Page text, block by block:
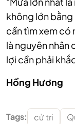
không lớn bằng
cần tìm xem có
là nguyên nhân
lợi cần phải
Hồng Hương
Tags: cử tri